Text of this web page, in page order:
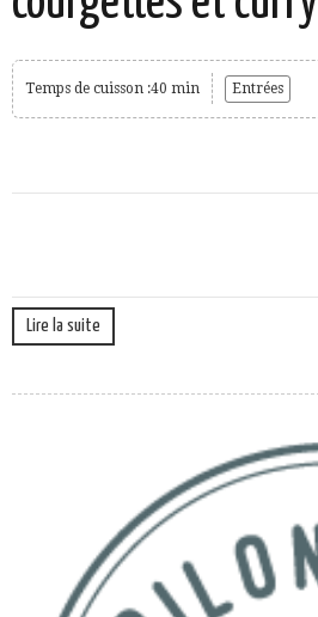
Temps de cuisson :40 min Entrées
Lire la suite